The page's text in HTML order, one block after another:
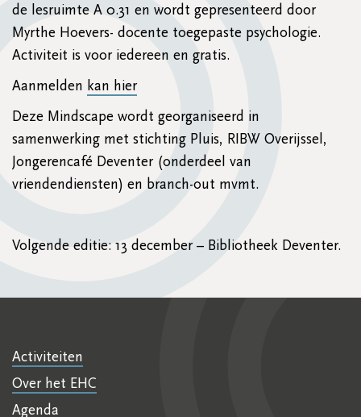
de lesruimte A 0.31 en wordt gepresenteerd door
Myrthe Hoevers- docente toegepaste psychologie.
Activiteit is voor iedereen en gratis.
Aanmelden kan hier
Deze Mindscape wordt georganiseerd in
samenwerking met stichting Pluis, RIBW Overijssel,
Jongerencafé Deventer (onderdeel van
vriendendiensten) en branch-out mvmt.
Volgende editie: 13 december – Bibliotheek Deventer.
Activiteiten
Over het EHC
Agenda